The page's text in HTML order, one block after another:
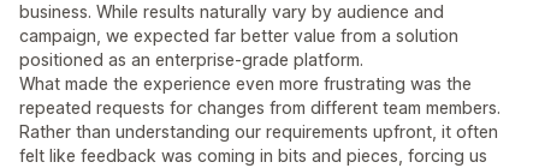
business. While results naturally vary by audience and
campaign, we expected far better value from a solution
positioned as an enterprise-grade platform.
What made the experience even more frustrating was the
repeated requests for changes from different team members.
Rather than understanding our requirements upfront, it often
felt like feedback was coming in bits and pieces, forcing us